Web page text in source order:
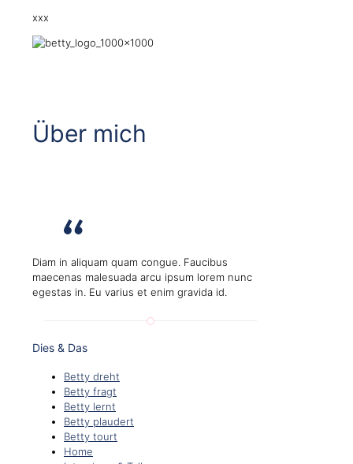
xxx
Über mich
Diam in aliquam quam congue. Faucibus
maecenas malesuada arcu ipsum lorem nunc
egestas in. Eu varius et enim gravida id.
Dies & Das
Betty dreht
Betty fragt
Betty lernt
Betty plaudert
Betty tourt
Home